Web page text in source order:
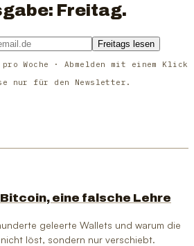
Freitag.
Freitags lesen
Woche · Abmelden mit einem Klick
nur für den Newsletter.
Bitcoin, eine falsche Lehre
geleerte Wallets und warum die
nicht löst, sondern nur verschiebt.